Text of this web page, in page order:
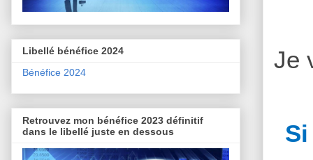
Je
Libellé bénéfice 2024
Bénéfice 2024
Retrouvez mon bénéfice 2023 définitif
dans le libellé juste en dessous